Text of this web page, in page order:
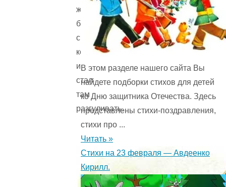
жёлтом
болоте,
среди
кочек,
и
стал
там
разгуливать.
В этом разделе нашего сайта Вы
найдете подборки стихов для детей
ко Дню защитника Отечества. Здесь
представлены стихи-поздравления,
стихи про ...
Читать »
Стихи на 23 февраля — Авдеенко
Кирилл.